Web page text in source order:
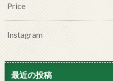
Price
Instagram
最近の投稿